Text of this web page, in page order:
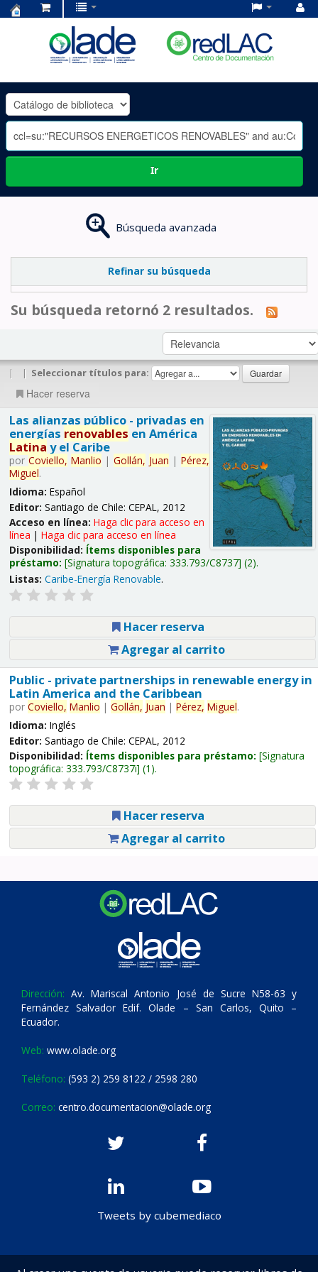
OLADE
-
Ir
Búsqueda avanzada
Refinar su búsqueda
Su búsqueda retornó 2 resultados.
| | Seleccionar títulos para:
Hacer reserva
Las alianzas público - privadas en
energías renovables en América
Latina y el Caribe
por Coviello, Manlio | Gollán, Juan | Pérez,
Miguel.
Idioma: Español
Editor: Santiago de Chile: CEPAL, 2012
Acceso en línea: Haga clic para acceso en
línea | Haga clic para acceso en línea
Disponibilidad: Ítems disponibles para
préstamo: Signatura topográfica: 333.793/C8737 (2).
Listas: Caribe-Energía Renovable.
Hacer reserva
Agregar al carrito
Public - private partnerships in renewable energy in
Latin America and the Caribbean
por Coviello, Manlio | Gollán, Juan | Pérez, Miguel.
Idioma: Inglés
Editor: Santiago de Chile: CEPAL, 2012
Disponibilidad: Ítems disponibles para préstamo: Signatura
topográfica: 333.793/C8737i (1).
Hacer reserva
Agregar al carrito
Dirección: Av. Mariscal Antonio José de Sucre N58-63 y
Fernández Salvador Edif. Olade – San Carlos, Quito –
Ecuador.
Web: www.olade.org
Teléfono: (593 2) 259 8122 / 2598 280
Correo: centro.documentacion@olade.org
Tweets by cubemediaco